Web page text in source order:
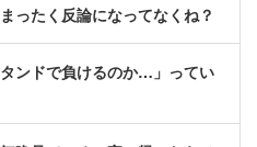
ったく反論になってなくね？
ンドで負けるのか…」ってい